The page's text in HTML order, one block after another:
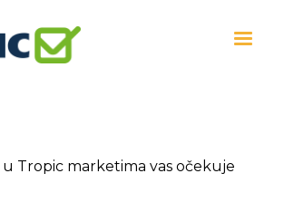
u Tropic marketima vas očekuje